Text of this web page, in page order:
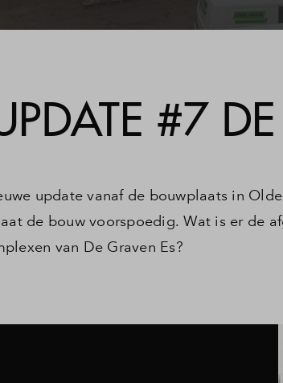
#7
update vanaf de bouwplaats in
de bouw voorspoedig. Wat is er de
van De Graven Es?